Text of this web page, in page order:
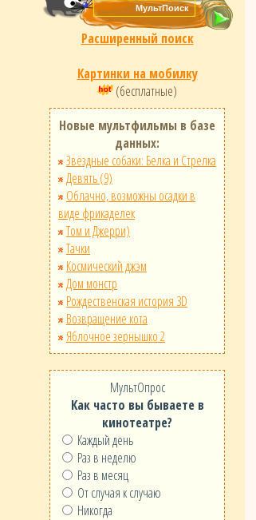
Расширенный поиск
Картинки на мобилку
(бесплатные)
Новые мультфильмы в базе
данных:
Звёздные собаки: Белка и Стрелка
Девять (9)
Облачно, возможны осадки в
виде фрикаделек
Том и Джерри)
Тачки
Космический джэм
Дом монстр
Рождественская история 3D
Возвращение кота
Яблочное зернышко 2
МультОпрос
Как часто вы бываете в
кинотеатре?
Каждый день
Раз в неделю
Раз в месяц
От случая к случаю
Никогда